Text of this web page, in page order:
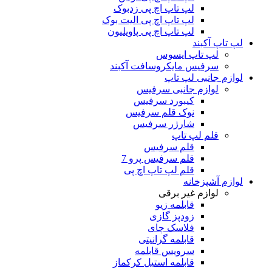
لپ تاپ اچ پی زدبوک
لپ تاپ اچ پی الیت بوک
لپ تاپ اچ پی پاویلیون
لپ تاپ آکبند
لپ تاپ ایسوس
سرفیس مایکروسافت آکبند
لوازم جانبی لپ تاپ
لوازم جانبی سرفیس
کیبورد سرفیس
نوک قلم سرفیس
شارژر سرفیس
قلم لپ تاپ
قلم سرفیس
قلم سرفیس پرو 7
قلم لپ تاپ اچ پی
لوازم آشپزخانه
لوازم غیر برقی
قابلمه زیو
زودپز گازی
فلاسک چای
قابلمه گرانیتی
سرویس قابلمه
قابلمه استیل کرکماز